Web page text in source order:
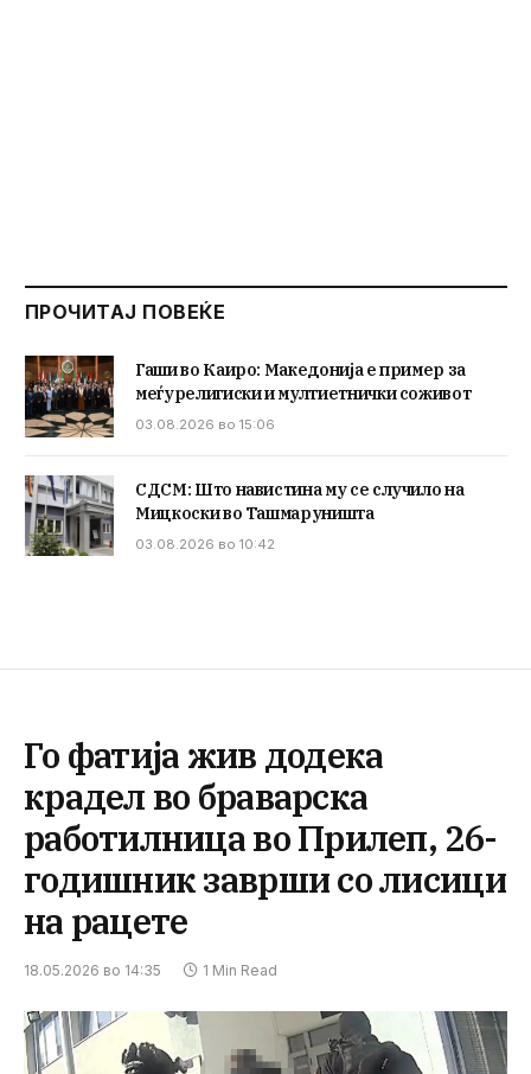
ПРОЧИТАЈ ПОВЕЌЕ
Гаши во Каиро: Македонија е пример за
меѓурелигиски и мултиетнички соживот
03.08.2026 во 15:06
СДСМ: Што навистина му се случило на
Мицкоски во Ташмаруништа
03.08.2026 во 10:42
Го фатија жив додека
крадел во браварска
работилница во Прилеп, 26-
годишник заврши со лисици
на рацете
18.05.2026 во 14:35 1 Min Read